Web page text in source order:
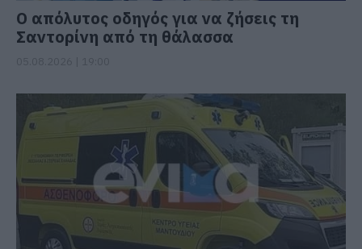
Ο απόλυτος οδηγός για να ζήσεις τη
Σαντορίνη από τη θάλασσα